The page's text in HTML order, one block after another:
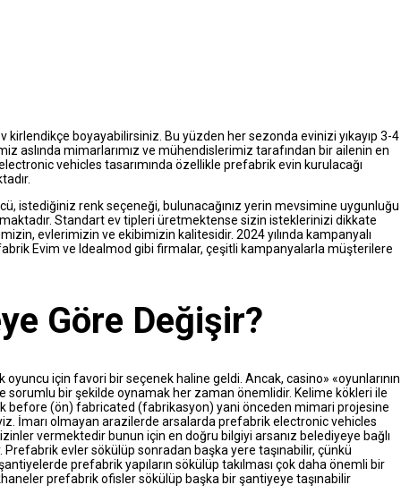
kirlendikçe boyayabilirsiniz. Bu yüzden her sezonda evinizi yıkayıp 3-4
aslında mimarlarımız ve mühendislerimiz tarafından bir ailenin en
vehicles tasarımında özellikle prefabrik evin kurulacağı
istediğiniz renk seçeneği, bulunacağınız yerin mevsimine uygunluğu
Standart ev tipleri üretmektense sizin isteklerinizi dikkate
evlerimizin ve ekibimizin kalitesidir. 2024 yılında kampanyalı
Evim ve Idealmod gibi firmalar, çeşitli kampanyalarla müşterilere
Göre Değişir?
oyuncu için favori bir seçenek haline geldi. Ancak, casino» «oyunlarının
bir şekilde oynamak her zaman önemlidir. Kelime kökleri ile
before (ön) fabricated (fabrikasyon) yani önceden mimari projesine
İmarı olmayan arazilerde arsalarda prefabrik electronic vehicles
vermektedir bunun için en doğru bilgiyi arsanız belediyeye bağlı
evler sökülüp sonradan başka yere taşınabilir, çünkü
prefabrik yapıların sökülüp takılması çok daha önemli bir
prefabrik ofisler sökülüp başka bir şantiyeye taşınabilir